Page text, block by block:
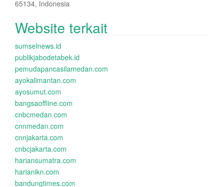
65134, Indonesia
Website terkait
sumselnews.id
publikjabodetabek.id
pemudapancasilamedan.com
ayokalimantan.com
ayosumut.com
bangsaoffline.com
cnbcmedan.com
cnnmedan.com
cnnjakarta.com
cnbcjakarta.com
hariansumatra.com
harianikn.com
bandungtimes.com